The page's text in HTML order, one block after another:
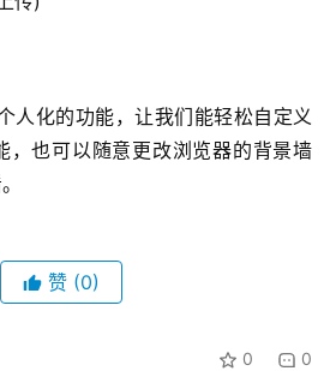
人化的功能，让我们能轻松自定义
，也可以随意更改浏览器的背景墙
赞 (0)
0 0